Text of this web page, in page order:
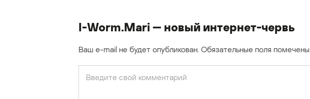
I-Worm.Mari — новый интернет-червь
Ваш e-mail не будет опубликован. Обязательные поля помечены